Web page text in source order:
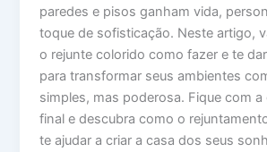
paredes e pisos ganham vida,
toque de sofisticação. Neste artigo,
o rejunte colorido como fazer e te
para transformar seus ambientes
simples, mas poderosa. Fique com a
final e descubra como o
te ajudar a criar a casa dos seus